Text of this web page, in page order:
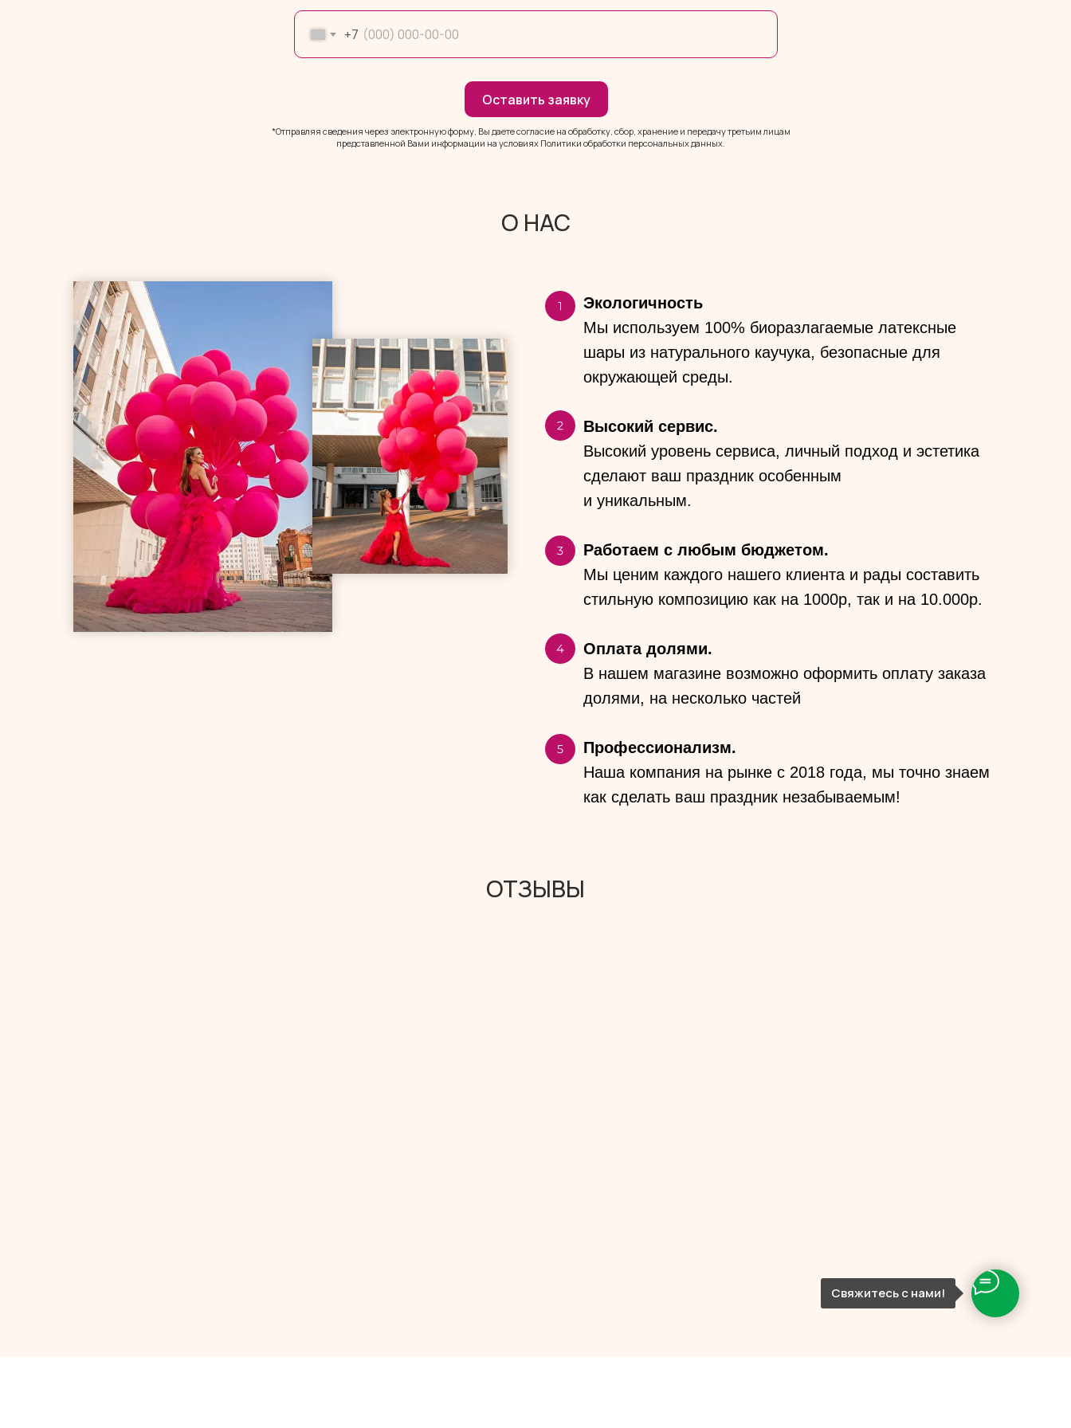
Свяжитесь с нами!
+7
Оставить заявку
*Отправляя сведения через электронную форму, Вы даете согласие на обработку, сбор, хранение и передачу третьим лицам
представленной Вами информации на условиях Политики обработки персональных данных.
О НАС
Экологичность
Мы используем 100% биоразлагаемые латексные
шары из натурального каучука, безопасные для
окружающей среды.
Высокий сервис.
Высокий уровень сервиса, личный подход и эстетика
сделают ваш праздник особенным
и уникальным.
Работаем с любым бюджетом.
Мы ценим каждого нашего клиента и рады составить
стильную композицию как на 1000р, так и на 10.000р.
Оплата долями.
В нашем магазине возможно оформить оплату заказа
долями, на несколько частей
Профессионализм.
Наша компания на рынке с 2018 года, мы точно знаем
как сделать ваш праздник незабываемым!
ОТЗЫВЫ